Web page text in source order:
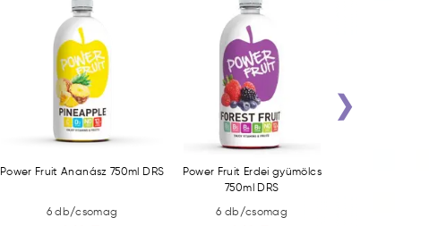
Power Fruit Ananász 750ml DRS
6 db/csomag
Power Fruit Erdei gyümölcs
750ml DRS
6 db/csomag
›